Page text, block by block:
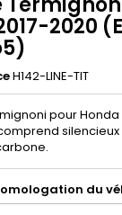
2020
H142-LINE-TIT
pour Honda
du